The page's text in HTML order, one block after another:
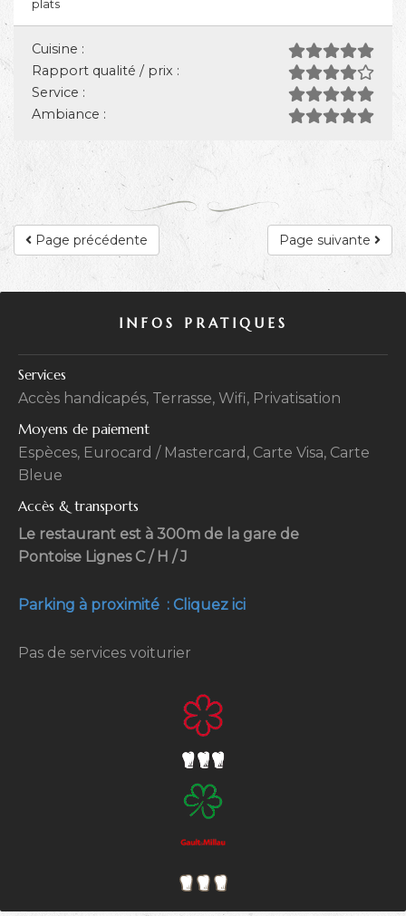
plats
Cuisine :
Rapport qualité / prix :
Service :
Ambiance :
Page suivante
Page précédente
INFOS PRATIQUES
Services
Accès handicapés, Terrasse, Wifi, Privatisation
Moyens de paiement
Espèces, Eurocard / Mastercard, Carte Visa, Carte
Bleue
Accès & transports
Le restaurant est à 300m de la gare de
Pontoise Lignes C / H / J
Parking à proximité : Cliquez ici
Pas de services voiturier